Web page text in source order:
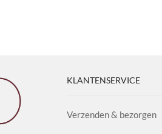
KLANTENSERVICE
Verzenden & bezorgen